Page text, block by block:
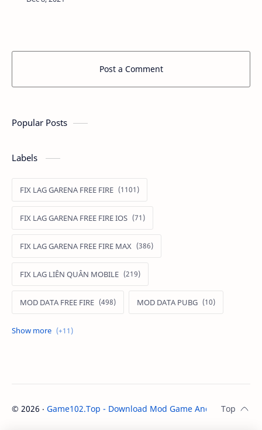
Post a Comment
Popular Posts
Labels
FIX LAG GARENA FREE FIRE
FIX LAG GARENA FREE FIRE IOS
FIX LAG GARENA FREE FIRE MAX
FIX LAG LIÊN QUÂN MOBILE
MOD DATA FREE FIRE MOD DATA PUBG
MOD FREE FIRE
MOD LIÊN QUÂN MOBILE IOS
MOD MAP LIÊN QUÂN MOBILE
© 2026 ‧ Game102.Top - Download Mod Game Android / IOS